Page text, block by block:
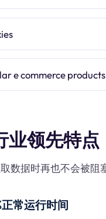
e commerce products
业领先特点
数据时再也不会被阻
正常运行时间